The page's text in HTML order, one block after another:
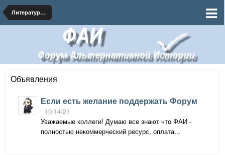
Литературная мастерская - АИ тексты на форуме
Объявления
Если есть желание поддержать Форум
10/14/21
Уважаемые коллеги! Думаю все знают что ФАИ -
полностью некоммерческий ресурс, оплата...